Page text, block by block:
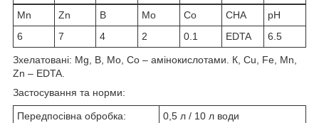
Mn
Zn B Mo Co CHA
рН
6
7 4 2 0.1 EDTA 6.5
Зхелатовані: Mg, B, Mo, Co – амінокислотами. К, Cu, Fe, Mn,
Zn – EDTA.
Застосування та норми:
Передпосівна обробка:
0,5 л / 10 л води